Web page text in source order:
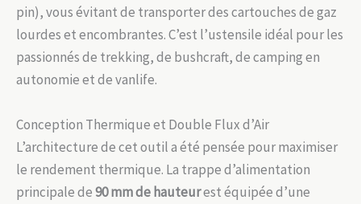
pin), vous évitant de transporter des cartouches de gaz
lourdes et encombrantes. C’est l’ustensile idéal pour les
passionnés de trekking, de bushcraft, de camping en
autonomie et de vanlife.
Conception Thermique et Double Flux d’Air
L’architecture de cet outil a été pensée pour maximiser
le rendement thermique. La trappe d’alimentation
principale de90 mm de hauteurest équipée d’une